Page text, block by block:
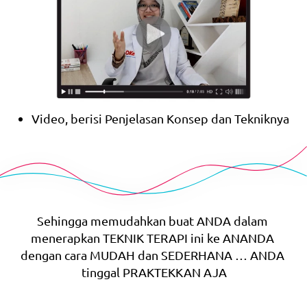
Video, berisi Penjelasan Konsep dan Tekniknya
Sehingga memudahkan buat ANDA dalam
menerapkan TEKNIK TERAPI ini ke ANANDA
dengan cara MUDAH dan SEDERHANA … ANDA
tinggal PRAKTEKKAN AJA